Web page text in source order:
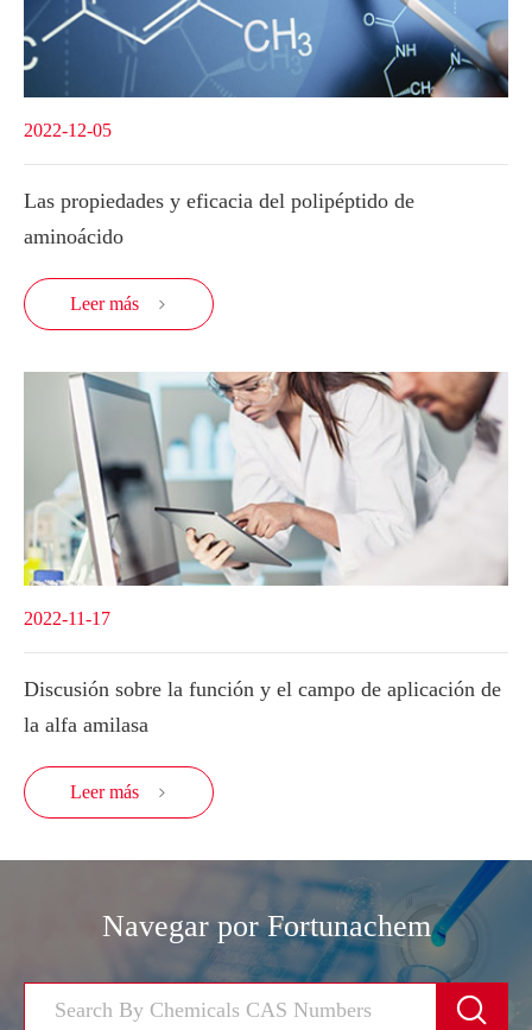
2022-12-05
Las propiedades y eficacia del polipéptido de
aminoácido
Leer más 
2022-11-17
Discusión sobre la función y el campo de aplicación de
la alfa amilasa
Leer más 
Navegar por Fortunachem
